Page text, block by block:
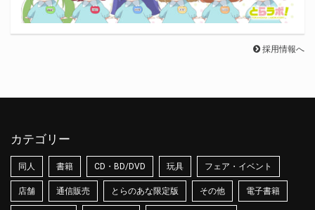
採用情報へ
カテゴリー
同人 書籍 CD・BD/DVD 玩具 フェア・イベント
店舗 通信販売 とらのあな限定版 その他 電子書籍